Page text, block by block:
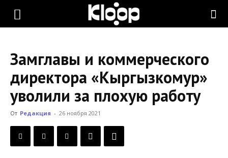
KLOOP.KG
Новости
Кыргызстана
Замглавы и коммерческого
директора «Кыргызкомур»
уволили за плохую работу
От Редакция - 26 ноября 2021